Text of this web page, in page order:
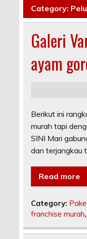
Category:
Galeri
ayam
Berikut ini
murah tapi
SINI Mari
dan terjangkau
Read more
Category:
franchise murah